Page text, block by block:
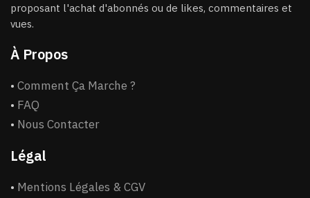
proposant l'achat d'abonnés ou de likes, commentaires et
vues.
À Propos
• Comment Ça Marche ?
• FAQ
• Nous Contacter
Légal
• Mentions Légales & CGV